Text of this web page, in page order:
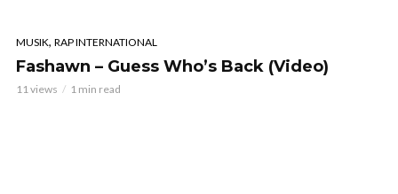
MUSIK, RAP INTERNATIONAL
Fashawn – Guess Who’s Back (Video)
11 views 1 min read